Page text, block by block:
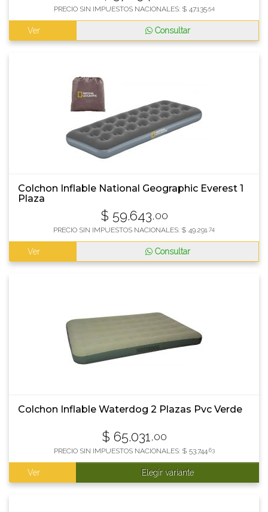
PRECIO SIN IMPUESTOS NACIONALES: $ 47.135,54
Ver Consultar
Colchon Inflable National Geographic Everest 1
Plaza
$ 59.643,00
PRECIO SIN IMPUESTOS NACIONALES: $ 49.291,74
Ver Consultar
Colchon Inflable Waterdog 2 Plazas Pvc Verde
$ 65.031 ,00
PRECIO SIN IMPUESTOS NACIONALES: $ 53.744 ,63
Ver Elegir variante